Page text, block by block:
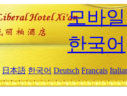
모바
한국어
日本語 한국어 Deutsch Français